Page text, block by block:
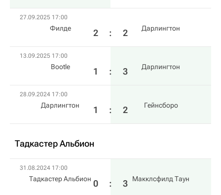
27.09.2025 17:00
Филде 2 : 2 Дарлингтон
13.09.2025 17:00
Bootle 1 : 3 Дарлингтон
28.09.2024 17:00
Дарлингтон 1 : 2 Гейнсборо
Тадкастер Альбион
31.08.2024 17:00
Тадкастер Альбион 0 : 3 Макклсфилд Таун